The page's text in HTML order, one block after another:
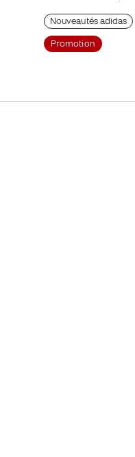
Nouveautés adidas
Promotion